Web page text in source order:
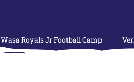
Wasa Royals Jr Football Camp